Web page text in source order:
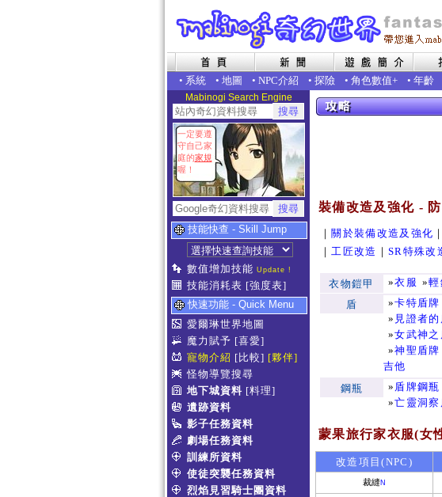
• 系統 • 地圖 • NPC介紹 • 探險 • 角色數值+ • 年齡
Mabinogi Search Engine
一定要遵
守自己家
庭的家規
喔！
技能快查 - Skill Jump
數值增加技能 Update !
技能消耗表 [強度表]
快速功能 - Quick Menu
愛爾琳世界地圖
魔力賦予 [喜愛]
寵物介紹 [比較] [夥伴]
怪物導覽搜尋
地下城資料 [料理]
遺跡資料
影子任務資料
劇場任務資料
訓練所資料
使徒突襲任務資料
烈焰見習騎士團資料
裝備改造及強化 -
｜ 關於裝備改造及強化 ｜
｜工匠改造 ｜SR特殊改
衣物鎧甲 »衣服 »輕
盾
»卡特盾牌
» 見證者
»女武神之
»神聖盾牌
吉他
鋼瓶
» 盾牌鋼瓶
»亡靈洞
蒙果旅行家衣服(女
改造項目(NPC)
裁縫N